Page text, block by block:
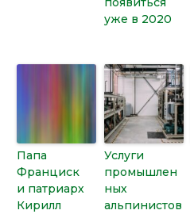
уже в 2020
Папа
Франциск
и патриарх
Кирилл
Услуги
промышлен
ных
альпинистов